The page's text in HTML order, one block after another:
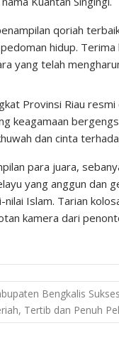
qoriah
hidup.
yang telah
Provinsi Riau
keagamaan
dan cinta
para juara,
yang anggun dan
nilai Islam. Tarian
kamera dari
Bengkalis
Tertib dan Penuh